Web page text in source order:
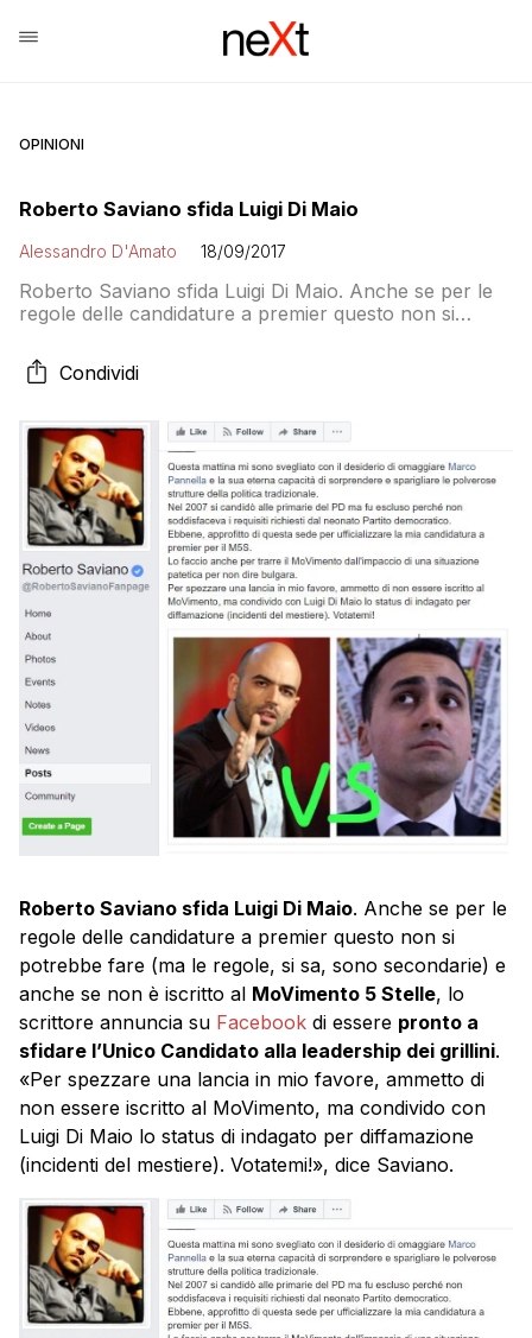
OPINIONI
Roberto Saviano sfida Luigi Di Maio
Alessandro D'Amato 18/09/2017
Roberto Saviano sfida Luigi Di Maio. Anche se per le
regole delle candidature a premier questo non si
anche se non è iscritto al MoVimento 5 Stelle, lo
scrittore annuncia su Facebook di essere pronto a
«Per spezzare […]
Condividi
Roberto Saviano sfida Luigi Di Maio. Anche se per le
regole delle candidature a premier questo non si
potrebbe fare (ma le regole, si sa, sono secondarie) e
anche se non è iscritto al MoVimento 5 Stelle, lo
scrittore annuncia su Facebook di essere pronto a
sfidare l’Unico Candidato alla leadership dei grillini.
«Per spezzare una lancia in mio favore, ammetto di
non essere iscritto al MoVimento, ma condivido con
Luigi Di Maio lo status di indagato per diffamazione
(incidenti del mestiere). Votatemi!», dice Saviano.